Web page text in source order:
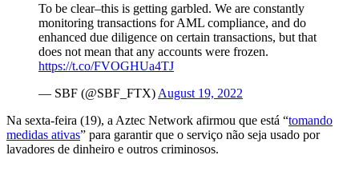
To be clear–this is getting garbled. We are constantly
monitoring transactions for AML compliance, and do
enhanced due diligence on certain transactions, but that
does not mean that any accounts were frozen.
https://t.co/FVOGHUa4TJ
— SBF (@SBF_FTX) August 19, 2022
Na sexta-feira (19), a Aztec Network afirmou que está “tomando
medidas ativas” para garantir que o serviço não seja usado por
lavadores de dinheiro e outros criminosos.